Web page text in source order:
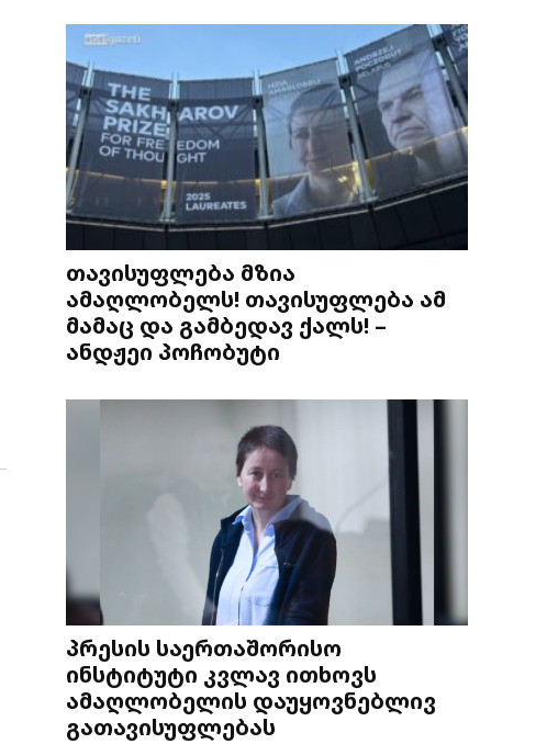
თავისუფლება მზია
ამაღლობელს! თავისუფლება ამ
მამაც და გამბედავ ქალს! –
ანდჟეი პოჩობუტი
პრესის საერთაშორისო
ინსტიტუტი კვლავ ითხოვს
ამაღლობელის დაუყოვნებლივ
გათავისუფლებას